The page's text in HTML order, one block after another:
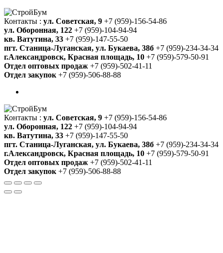
Контакты : ул. Советская, 9 +7 (959)-156-54-86
ул. Оборонная, 122 +7 (959)-104-94-94
кв. Ватутина, 33 +7 (959)-147-55-50
пгт. Станица-Луганская, ул. Букаева, 38б +7 (959)-234-34-34
г.Александровск, Красная площадь, 10 +7 (959)-579-50-91
Отдел оптовых продаж +7 (959)-502-41-11
Отдел закупок +7 (959)-506-88-88
Контакты : ул. Советская, 9 +7 (959)-156-54-86
ул. Оборонная, 122 +7 (959)-104-94-94
кв. Ватутина, 33 +7 (959)-147-55-50
пгт. Станица-Луганская, ул. Букаева, 38б +7 (959)-234-34-34
г.Александровск, Красная площадь, 10 +7 (959)-579-50-91
Отдел оптовых продаж +7 (959)-502-41-11
Отдел закупок +7 (959)-506-88-88